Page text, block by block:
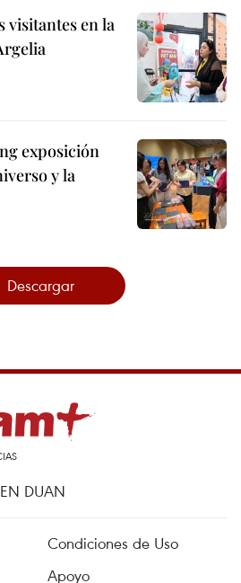
visitantes en la
exposición
y la
Descargar
DUAN
Condiciones de Uso
Apoyo